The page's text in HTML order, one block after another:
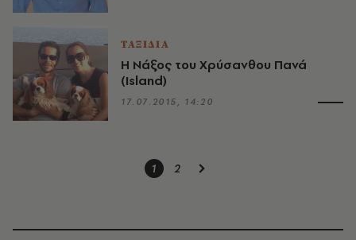
ΤΑΞΙΔΙΑ
Η Νάξος του Χρύσανθου Πανά
(Island)
17.07.2015, 14:20
1 2